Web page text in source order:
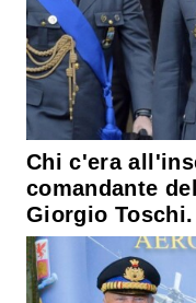
Chi c'era
comandante
Giorgio